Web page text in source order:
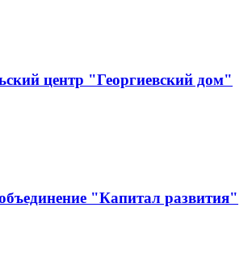
центр "Георгиевский дом"
"Капитал развития"